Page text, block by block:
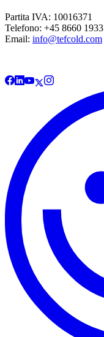
Partita IVA: 10016371
Telefono: +45 8660 1933
Email: info@tefcold.com